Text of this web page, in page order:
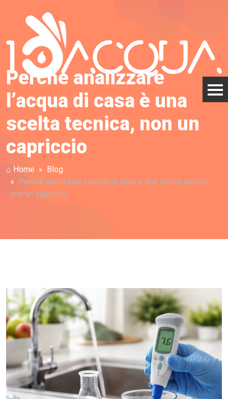
Perché analizzare
l’acqua di casa è una
scelta tecnica, non un
capriccio
⌂ Home
Blog
Perché analizzare l’acqua di casa è una scelta tecnica,
non un capriccio